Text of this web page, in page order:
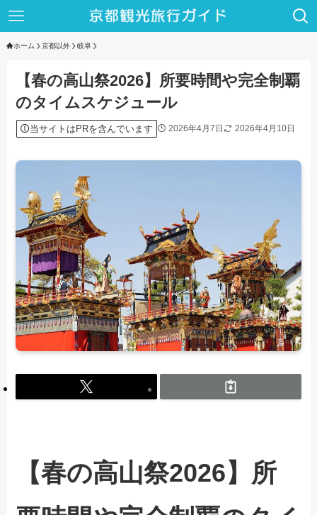
ホーム 京都以外 岐阜
【春の高山祭2026】所要時間や完全制覇
のタイムスケジュール
当サイトはPRを含んでいます 2026年4月7日 2026年4月10日
【春の高山祭2026】所